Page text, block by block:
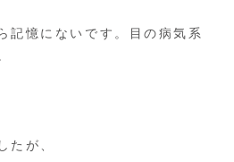
記憶にないです。目の病気系
たが、